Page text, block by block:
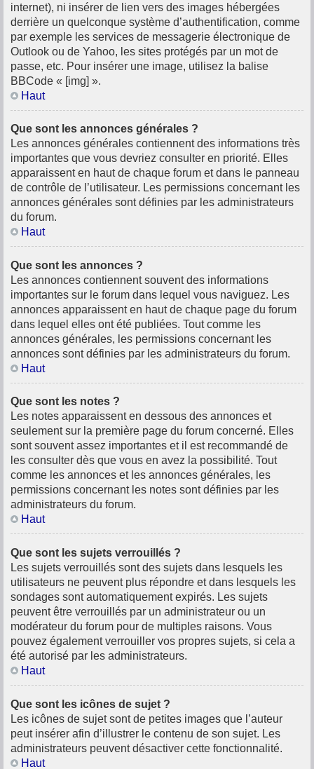
internet), ni insérer de lien vers des images hébergées
derrière un quelconque système d’authentification, comme
par exemple les services de messagerie électronique de
Outlook ou de Yahoo, les sites protégés par un mot de
passe, etc. Pour insérer une image, utilisez la balise
BBCode « [img] ».
Haut
Que sont les annonces générales ?
Les annonces générales contiennent des informations très
importantes que vous devriez consulter en priorité. Elles
apparaissent en haut de chaque forum et dans le panneau
de contrôle de l’utilisateur. Les permissions concernant les
annonces générales sont définies par les administrateurs
du forum.
Haut
Que sont les annonces ?
Les annonces contiennent souvent des informations
importantes sur le forum dans lequel vous naviguez. Les
annonces apparaissent en haut de chaque page du forum
dans lequel elles ont été publiées. Tout comme les
annonces générales, les permissions concernant les
annonces sont définies par les administrateurs du forum.
Haut
Que sont les notes ?
Les notes apparaissent en dessous des annonces et
seulement sur la première page du forum concerné. Elles
sont souvent assez importantes et il est recommandé de
les consulter dès que vous en avez la possibilité. Tout
comme les annonces et les annonces générales, les
permissions concernant les notes sont définies par les
administrateurs du forum.
Haut
Que sont les sujets verrouillés ?
Les sujets verrouillés sont des sujets dans lesquels les
utilisateurs ne peuvent plus répondre et dans lesquels les
sondages sont automatiquement expirés. Les sujets
peuvent être verrouillés par un administrateur ou un
modérateur du forum pour de multiples raisons. Vous
pouvez également verrouiller vos propres sujets, si cela a
été autorisé par les administrateurs.
Haut
Que sont les icônes de sujet ?
Les icônes de sujet sont de petites images que l’auteur
peut insérer afin d’illustrer le contenu de son sujet. Les
administrateurs peuvent désactiver cette fonctionnalité.
Haut